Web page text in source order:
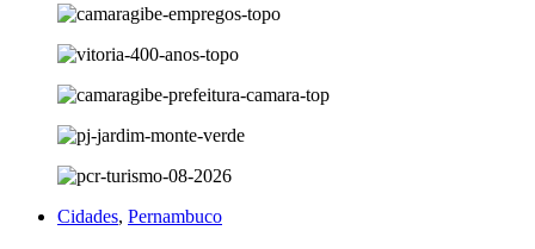
Cidades, Pernambuco